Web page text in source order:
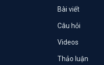
Bài viết
Câu hỏi
Videos
Thảo luận